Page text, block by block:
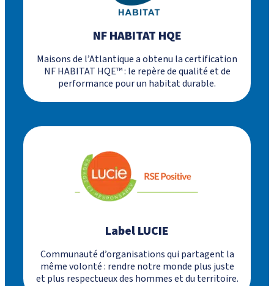
NF HABITAT HQE
Maisons de l’Atlantique a obtenu la certification
NF HABITAT HQE™ : le repère de qualité et de
performance pour un habitat durable.
Label LUCIE
Communauté d’organisations qui partagent la
même volonté : rendre notre monde plus juste
et plus respectueux des hommes et du territoire.